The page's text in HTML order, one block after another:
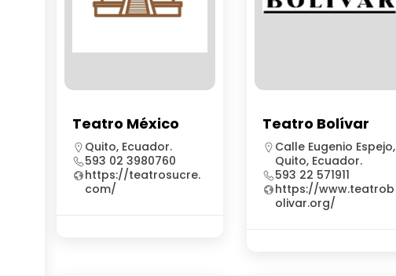
Teatro México
Quito, Ecuador.
593 02 3980760
https://teatrosucre.
com/
Teatro Bolívar
Calle Eugenio Espejo,
Quito, Ecuador.
593 22 571911
https://www.teatrob
olivar.org/